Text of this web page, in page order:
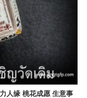
人缘 桃花成愿 生意事